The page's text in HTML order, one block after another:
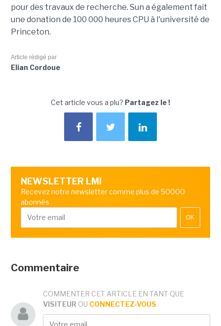
pour des travaux de recherche. Sun a également fait
une donation de 100 000 heures CPU à l'université de
Princeton.
Article rédigé par
Elian Cordoue
Cet article vous a plu? Partagez le !
NEWSLETTER LMI
Recevez notre newsletter comme plus de 50000
abonnés
OK
Commentaire
COMMENTER CET ARTICLE EN TANT QUE
VISITEUR OU CONNECTEZ-VOUS